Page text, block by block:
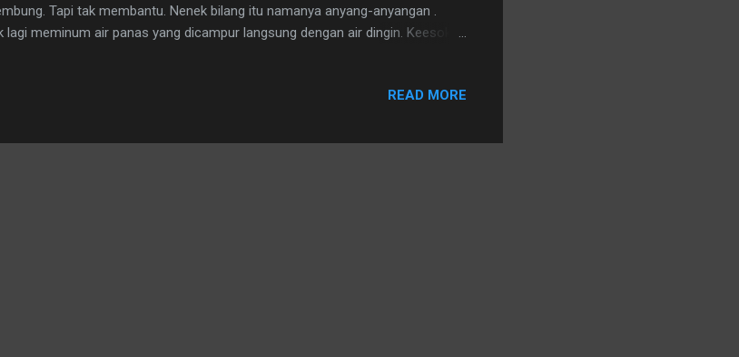
Tapi tak membantu. Nenek bilang itu namanya anyang-anyangan .
meminum air panas yang dicampur langsung dengan air dingin. Keesokan
READ MORE